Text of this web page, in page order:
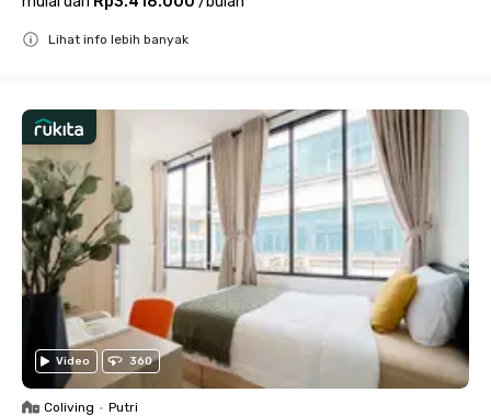
Lihat info lebih banyak
Video 360
Coliving • Putri